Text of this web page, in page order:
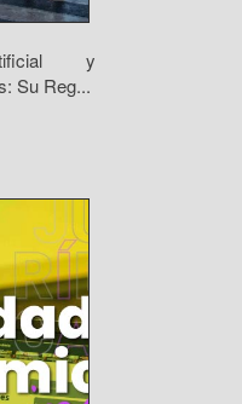
y
Su Reg...